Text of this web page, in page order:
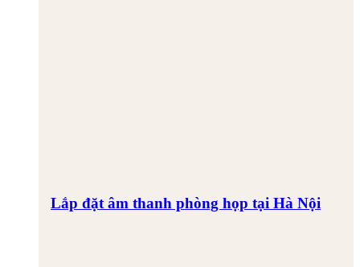
Lắp đặt âm thanh phòng họp tại Hà Nội